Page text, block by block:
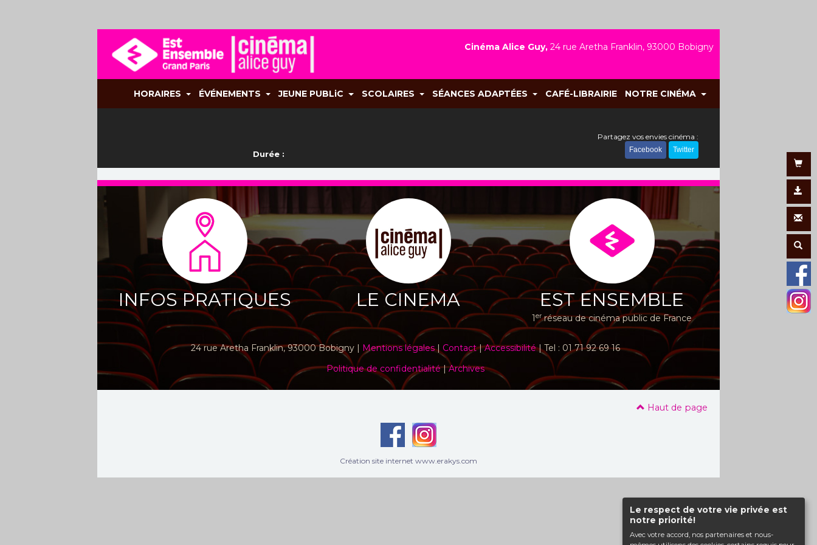
Le respect de votre vie privée est
notre priorité!
Avec votre accord, nos partenaires et nous-
HORAIRES ÉVÉNEMENTS JEUNE PUBLiC SCOLAIRES SÉANCES ADAPTÉES CAFÉ-LIBRAIRIE NOTRE CINÉMA
Cinéma Alice Guy, 24 rue Aretha Franklin, 93000 Bobigny
Durée :
Partagez vos envies cinéma :
Facebook Twitter
INFOS PRATIQUES LE CINEMA EST ENSEMBLE
1erréseau de cinéma public de France
24 rue Aretha Franklin, 93000 Bobigny | Mentions légales| Contact|Accessibilité| Tel : 01 71 92 69 16
Politique de confidentialité|Archives
Haut de page
Création site internet www.erakys.com